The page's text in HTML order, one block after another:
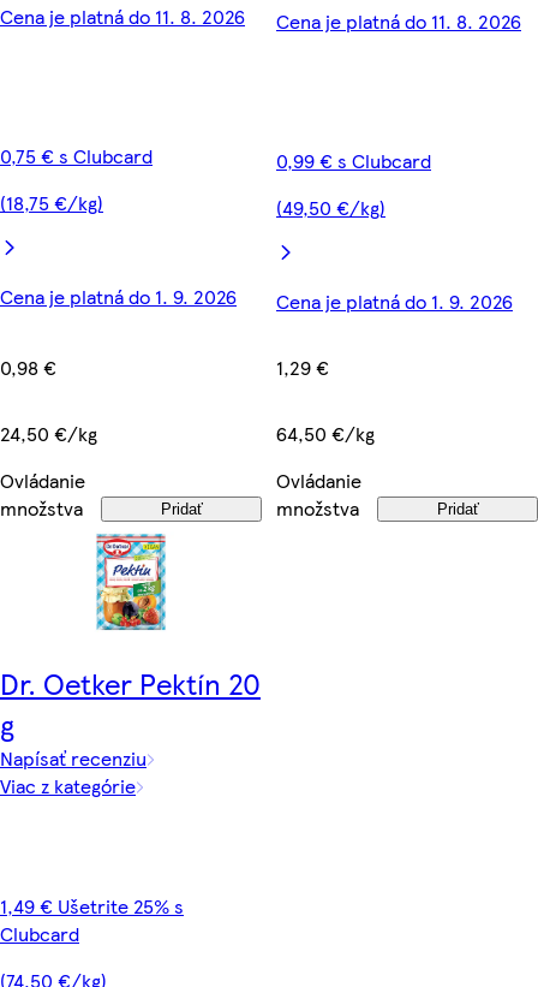
Cena je platná do 11. 8. 2026
0,75 € s Clubcard
(18,75 €/kg)
Cena je platná do 1. 9. 2026
0,98 €
24,50 €/kg
Ovládanie
množstva
Pridať
Cena je platná do 11. 8. 2026
0,99 € s Clubcard
(49,50 €/kg)
Cena je platná do 1. 9. 2026
1,29 €
64,50 €/kg
Ovládanie
množstva
Pridať
Dr. Oetker Pektín 20
g
Napísať recenziu
Viac z kategórie
1,49 € Ušetrite 25% s
Clubcard
(74,50 €/kg)